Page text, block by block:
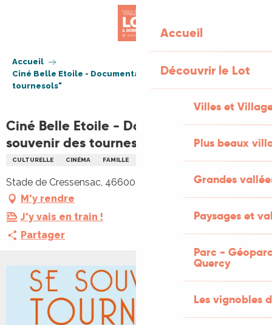
Accueil
Découvrir le Lot
Villes et
Plus beaux
Grandes
Paysages et
Parc -
Quercy
Les vignobles
Accueil
Ciné Belle Etoile - Documentaire "Se souvenir des
tournesols"
Ciné Belle Etoile - Documentaire "Se
souvenir des tournesols"
CULTURELLE CINÉMA FAMILLE
Stade de Cressensac, 46600 Cressensac-Sarrazac
M'y rendre
J'y vais en train !
Partager